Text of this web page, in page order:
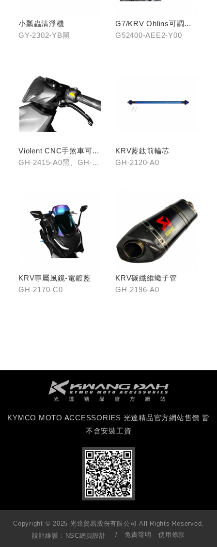
小瓢蟲清淨機
GY-2302-YB黑
G7/KRV Ohlins可調避
震器
G52400-AEE2-Y00
Violent CNC手煞車可調
拉桿(黑/銀/鈦)
GH-2415-A0黑、GH-
KRV藍鈦前輪芯
GH-2120-A0
KRV專屬風鏡-電鍍藍
GH-2170-C0
KRV碳纖維蠍子管
GH-2196-A0
KYMCO MOTO ACCESSORIES 光達精品官方網站售價 皆
不含安裝工資
Copyright © 2025 光達貿易股份有限公司 All Rights Reserved.
設計維護： NSC網頁設計 免責聲明 使用條款